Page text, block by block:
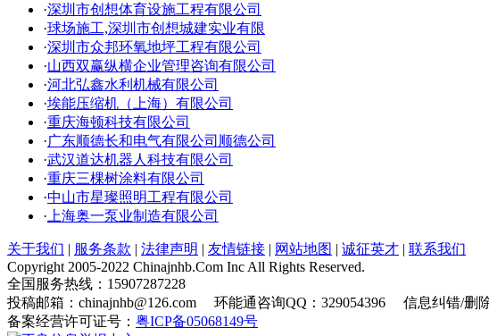
·深圳市创想体育设施工程有限公司
·球场施工,深圳市创想城建实业有限
·深圳市众邦环氧地坪工程有限公司
·山西双赢纵横企业管理咨询有限公司
·河北弘鑫水利机械有限公司
·埃能压缩机（上海）有限公司
·重庆海顿科技有限公司
·广东顺德长和电气有限公司顺德公司
·武汉道达机器人科技有限公司
·重庆三棵树涂料有限公司
·中山市星璨照明工程有限公司
· 上海奥一泵业制造有限公司
关于我们 | 服务条款 | 法律声明 | 友情链接 | 网站地图 | 诚征英才 | 联系我们
Copyright 2005-2022 Chinajnhb.Com Inc All Rights Reserved.
全国服务热线：15907287228
投稿邮箱：chinajnhb@126.com 环能通咨询QQ：329054396 信息纠错/删
备案经营许可证号： 粤ICP备05068149号